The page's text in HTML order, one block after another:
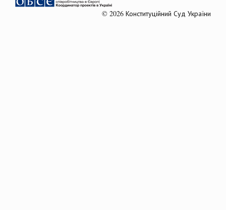
© 2026 Конституційний Суд України